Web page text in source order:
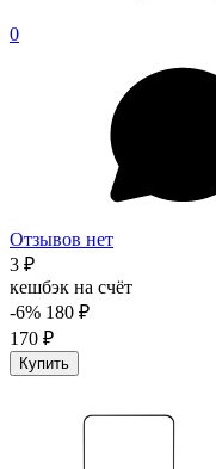
0
Отзывов нет
3 ₽
кешбэк на счёт
-6% 180 ₽
170 ₽
Купить